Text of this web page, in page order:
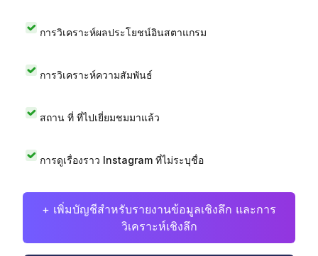
การวิเคราะห์ผลประโยชน์อินสตาแกรม
การวิเคราะห์ความสัมพันธ์
สถาน ที่ ที่ไปเยี่ยมชมมาแล้ว
การดูเรื่องราว Instagram ที่ไม่ระบุชื่อ
+ เพิ่มบัญชีสำหรับรายงานข้อมูลเชิงลึก และการ
วิเคราะห์เชิงลึก